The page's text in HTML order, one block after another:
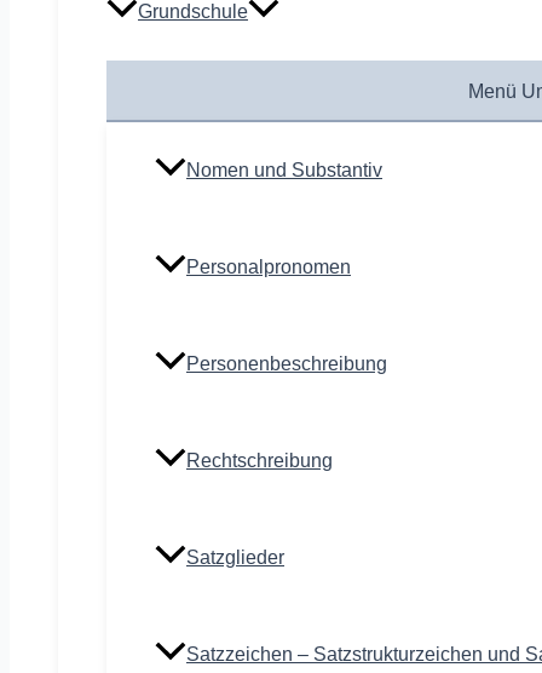
Grundschule
Menü
Nomen und Substantiv
Personalpronomen
Personenbeschreibung
Rechtschreibung
Satzglieder
Satzzeichen – Satzstrukturzeichen und